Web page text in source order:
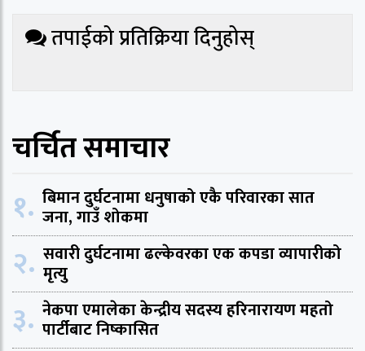
तपाईको प्रतिक्रिया दिनुहोस्
चर्चित समाचार
१. बिमान दुर्घटनामा धनुषाको एकै परिवारका सात
जना, गाउँ शोकमा
२. सवारी दुर्घटनामा ढल्केवरका एक कपडा व्यापारीको
मृत्यु
३. नेकपा एमालेका केन्द्रीय सदस्य हरिनारायण महतो
पार्टीबाट निष्कासित